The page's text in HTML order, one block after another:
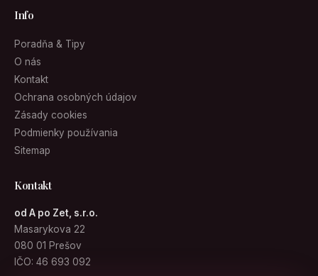
Info
Poradňa & Tipy
O nás
Kontakt
Ochrana osobných údajov
Zásady cookies
Podmienky používania
Sitemap
Kontakt
od A po Zet, s.r.o.
Masarykova 22
080 01 Prešov
IČO: 46 693 092